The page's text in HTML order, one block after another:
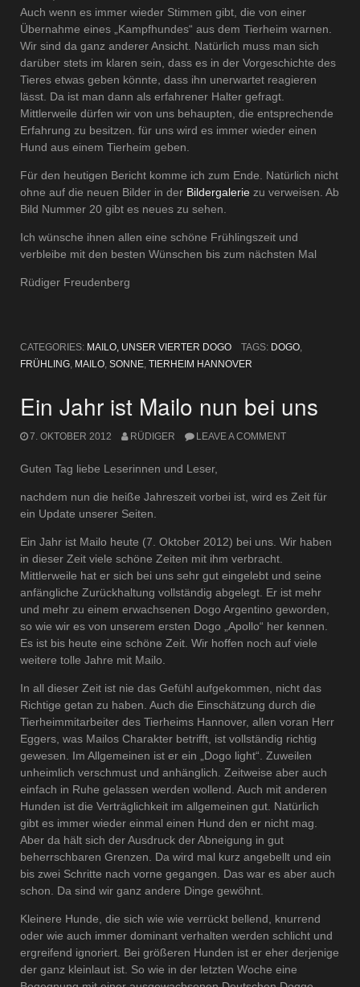
Auch wenn es immer wieder Stimmen gibt, die von einer
Übernahme eines „Kampfhundes“ aus dem Tierheim warnen.
Wir sind da ganz anderer Ansicht. Natürlich muss man sich
darüber stets im klaren sein, dass es in der Vorgeschichte des
Tieres etwas geben könnte, dass ihn unerwartet reagieren
lässt. Da ist man dann als erfahrener Halter gefragt.
Mittlerweile dürfen wir von uns behaupten, die entsprechende
Erfahrung zu besitzen. für uns wird es immer wieder einen
Hund aus einem Tierheim geben.
Für den heutigen Bericht komme ich zum Ende. Natürlich nicht
ohne auf die neuen Bilder in der Bildergalerie zu verweisen. Ab
Bild Nummer 20 gibt es neues zu sehen.
Ich wünsche ihnen allen eine schöne Frühlingszeit und
verbleibe mit den besten Wünschen bis zum nächsten Mal
Rüdiger Freudenberg
CATEGORIES: MAILO, UNSER VIERTER DOGO TAGS: DOGO,
FRÜHLING, MAILO, SONNE, TIERHEIM HANNOVER
Ein Jahr ist Mailo nun bei uns
7. OKTOBER 2012 RÜDIGER LEAVE A COMMENT
Guten Tag liebe Leserinnen und Leser,
nachdem nun die heiße Jahreszeit vorbei ist, wird es Zeit für
ein Update unserer Seiten.
Ein Jahr ist Mailo heute (7. Oktober 2012) bei uns. Wir haben
in dieser Zeit viele schöne Zeiten mit ihm verbracht.
Mittlerweile hat er sich bei uns sehr gut eingelebt und seine
anfängliche Zurückhaltung vollständig abgelegt. Er ist mehr
und mehr zu einem erwachsenen Dogo Argentino geworden,
so wie wir es von unserem ersten Dogo „Apollo“ her kennen.
Es ist bis heute eine schöne Zeit. Wir hoffen noch auf viele
weitere tolle Jahre mit Mailo.
In all dieser Zeit ist nie das Gefühl aufgekommen, nicht das
Richtige getan zu haben. Auch die Einschätzung durch die
Tierheimmitarbeiter des Tierheims Hannover, allen voran Herr
Eggers, was Mailos Charakter betrifft, ist vollständig richtig
gewesen. Im Allgemeinen ist er ein „Dogo light“. Zuweilen
unheimlich verschmust und anhänglich. Zeitweise aber auch
einfach in Ruhe gelassen werden wollend. Auch mit anderen
Hunden ist die Verträglichkeit im allgemeinen gut. Natürlich
gibt es immer wieder einmal einen Hund den er nicht mag.
Aber da hält sich der Ausdruck der Abneigung in gut
beherrschbaren Grenzen. Da wird mal kurz angebellt und ein
bis zwei Schritte nach vorne gegangen. Das war es aber auch
schon. Da sind wir ganz andere Dinge gewöhnt.
Kleinere Hunde, die sich wie wie verrückt bellend, knurrend
oder wie auch immer dominant verhalten werden schlicht und
ergreifend ignoriert. Bei größeren Hunden ist er eher derjenige
der ganz kleinlaut ist. So wie in der letzten Woche eine